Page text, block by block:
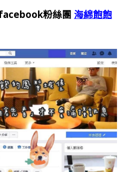
粉絲團 海綿飽飽